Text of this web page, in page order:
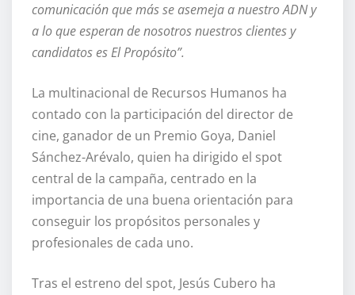
comunicación que más se asemeja a nuestro ADN y
a lo que esperan de nosotros nuestros clientes y
candidatos es El Propósito”.
La multinacional de Recursos Humanos ha
contado con la participación del director de
cine, ganador de un Premio Goya, Daniel
Sánchez-Arévalo, quien ha dirigido el spot
central de la campaña, centrado en la
importancia de una buena orientación para
conseguir los propósitos personales y
profesionales de cada uno.
Tras el estreno del spot, Jesús Cubero ha